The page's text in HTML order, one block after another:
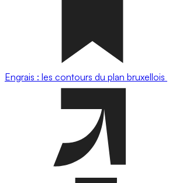
Engrais : les contours du plan bruxellois